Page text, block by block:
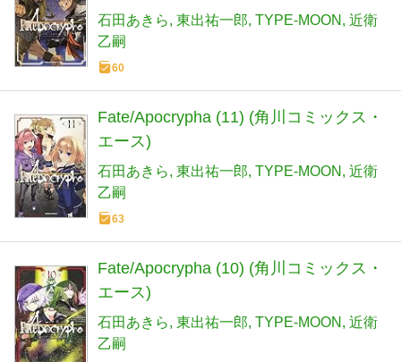
石田あきら 東出祐一郎 TYPE-MOON
近衛
乙嗣
60
Fate/Apocrypha (11) (角川コミックス・
エース)
石田あきら 東出祐一郎 TYPE-MOON
近衛
乙嗣
63
Fate/Apocrypha (10) (角川コミックス・
エース)
石田あきら 東出祐一郎 TYPE-MOON
近衛
乙嗣